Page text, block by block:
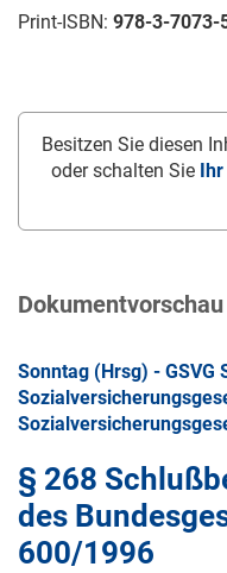
Print-ISBN: 978-3-7073-
Besitzen Sie diesen
oder schalten Sie
Dokumentvorschau
Sonntag (Hrsg) - GSVG
§ 268
des
600/1996